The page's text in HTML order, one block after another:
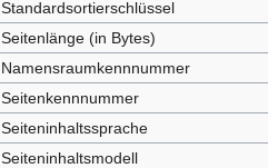
Standardsortierschlüssel
Seitenlänge (in Bytes)
Namensraumkennnummer
Seitenkennnummer
Seiteninhaltssprache
Seiteninhaltsmodell